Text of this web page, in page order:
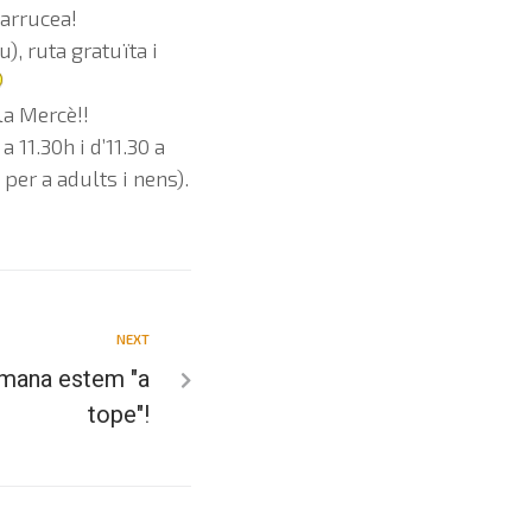
ruta gratuïta i
Mercè!!
i d’11.30 a
a adults i nens).
NEXT
estem "a
tope"!